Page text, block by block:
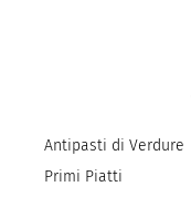
Antipasti di Verdure
Primi Piatti